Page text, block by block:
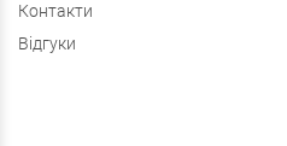
Контакти
Відгуки